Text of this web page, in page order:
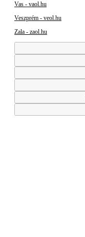
Vas - vaol.hu
Veszprém - veol.hu
Zala - zaol.hu